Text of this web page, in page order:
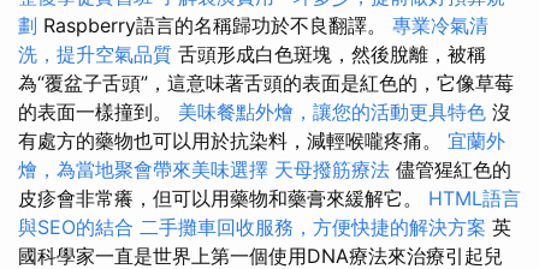
劃 Raspberry語言的名稱歸功於不良翻譯。 專業冷氣清
洗，提升空氣品質 舌頭形成白色斑塊，然後脫離，被稱
為“覆盆子舌頭”，這意味著舌頭的表面是紅色的，它像草莓
的表面一樣撞到。 美味餐點外燴，讓您的活動更具特色 沒
有處方的藥物也可以用於抗染料，減輕喉嚨疼痛。 宜蘭外
燴，為當地聚會帶來美味選擇 天母撥筋療法 儘管猩紅色的
皮疹會非常癢，但可以用藥物和藥膏來緩解它。 HTML語言
與SEO的結合 二手攤車回收服務，方便快捷的解決方案 英
國科學家一直是世界上第一個使用DNA療法來治療引起兒